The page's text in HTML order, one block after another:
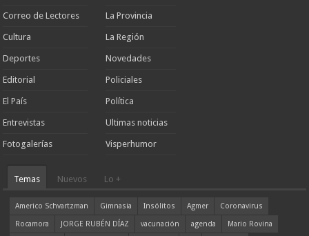
Correo de Lectores
Cultura
Deportes
Editorial
El País
Entrevistas
Fotogalerías
La Provincia
La Región
Novedades
Policiales
Política
Ultimas noticias
Visperhumor
Temas Nuevos Lo +
Americo Schvartzman Gimnasia Insólitos Agmer
Coronavirus
Rocamora
JORGE RUBÉN DÍAZ vacunación agenda
Mario Rovina